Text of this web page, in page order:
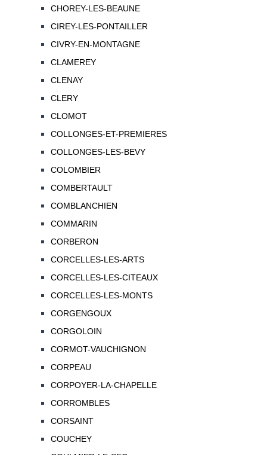
CHOREY-LES-BEAUNE
CIREY-LES-PONTAILLER
CIVRY-EN-MONTAGNE
CLAMEREY
CLENAY
CLERY
CLOMOT
COLLONGES-ET-PREMIERES
COLLONGES-LES-BEVY
COLOMBIER
COMBERTAULT
COMBLANCHIEN
COMMARIN
CORBERON
CORCELLES-LES-ARTS
CORCELLES-LES-CITEAUX
CORCELLES-LES-MONTS
CORGENGOUX
CORGOLOIN
CORMOT-VAUCHIGNON
CORPEAU
CORPOYER-LA-CHAPELLE
CORROMBLES
CORSAINT
COUCHEY